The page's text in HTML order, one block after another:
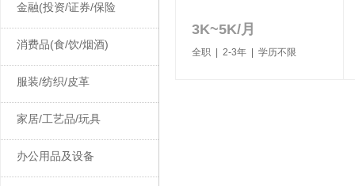
金融(投资/证券/保险
消费品(食/饮/烟酒)
服装/纺织/皮革
家居/工艺品/玩具
办公用品及设备
3K~5K/月
全职 | 2-3年 | 学历不限